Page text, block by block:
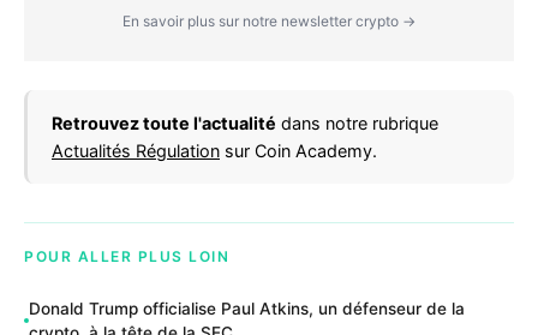
En savoir plus sur notre newsletter crypto →
Retrouvez toute l'actualité dans notre rubrique
Actualités Régulation sur Coin Academy.
POUR ALLER PLUS LOIN
Donald Trump officialise Paul Atkins, un défenseur de la